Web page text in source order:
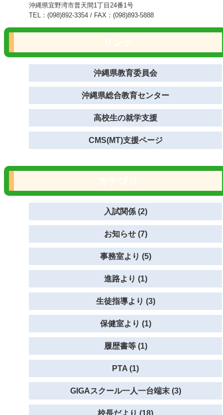
沖縄県宜野湾市普天間1丁目24番1号
TEL：(098)892-3354 / FAX：(098)893-5888
沖縄県教育委員会
沖縄県総合教育センター
高校生の就学支援
CMS(MT)支援ページ
入試関係 (2)
お知らせ (7)
事務室より (5)
進路より (1)
生徒指導より (3)
保健室より (1)
履歴書等 (1)
PTA (1)
GIGAスクール一人一台端末 (3)
校長だより (18)